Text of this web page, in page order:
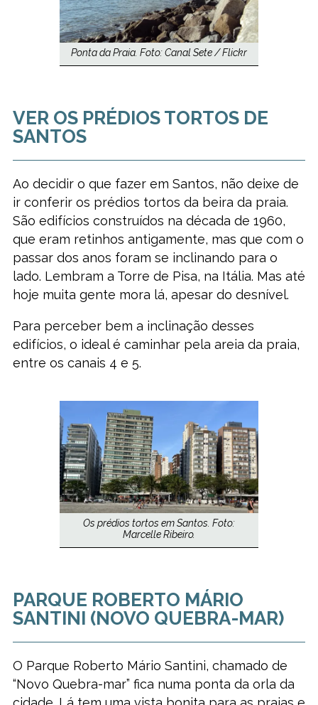
Ponta da Praia. Foto: Canal Sete / Flickr
VER OS PRÉDIOS TORTOS DE
SANTOS
Ao decidir o que fazer em Santos, não deixe de
ir conferir os prédios tortos da beira da praia.
São edifícios construídos na década de 1960,
que eram retinhos antigamente, mas que com o
passar dos anos foram se inclinando para o
lado. Lembram a Torre de Pisa, na Itália. Mas até
hoje muita gente mora lá, apesar do desnível.
Para perceber bem a inclinação desses
edifícios, o ideal é caminhar pela areia da praia,
entre os canais 4 e 5.
Os prédios tortos em Santos. Foto:
Marcelle Ribeiro.
PARQUE ROBERTO MÁRIO
SANTINI (NOVO QUEBRA-MAR)
O Parque Roberto Mário Santini, chamado de
“Novo Quebra-mar” fica numa ponta da orla da